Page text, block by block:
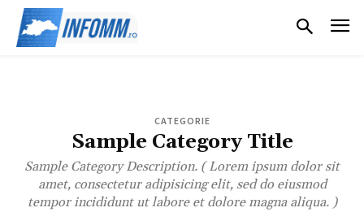
CATEGORIE
Sample Category Title
Sample Category Description. ( Lorem ipsum dolor sit
amet, consectetur adipisicing elit, sed do eiusmod
tempor incididunt ut labore et dolore magna aliqua. )